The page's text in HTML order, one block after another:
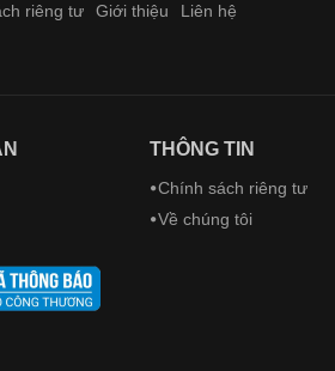
riêng tư Giới thiệu Liên hệ
THÔNG TIN
Chính sách riêng tư
Về chúng tôi